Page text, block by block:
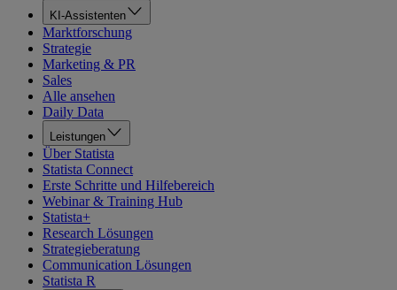
KI-Assistenten
Marktforschung
Strategie
Marketing & PR
Sales
Alle ansehen
Daily Data
Leistungen
Über Statista
Statista Connect
Erste Schritte und Hilfebereich
Webinar & Training Hub
Statista+
Research Lösungen
Strategieberatung
Communication Lösungen
Statista R